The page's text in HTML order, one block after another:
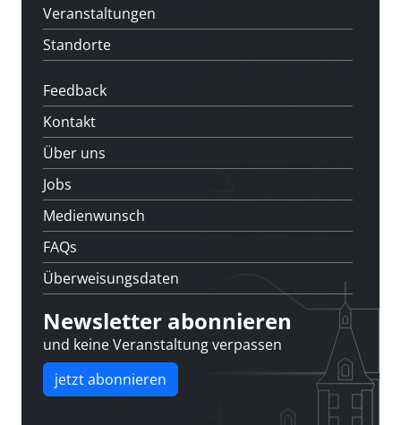
Veranstaltungen
Standorte
Feedback
Kontakt
Über uns
Jobs
Medienwunsch
FAQs
Überweisungsdaten
Newsletter abonnieren
und keine Veranstaltung verpassen
jetzt abonnieren